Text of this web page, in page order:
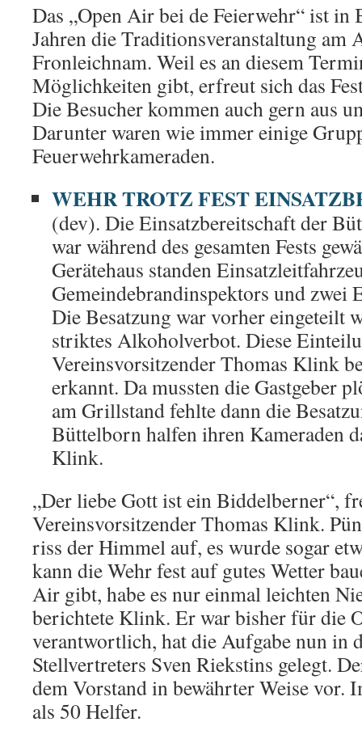
Das „Open Air bei de Feierwehr“ ist in
Jahren die Traditionsveranstaltung am
Fronleichnam. Weil es an diesem
Möglichkeiten gibt, erfreut sich das
Die Besucher kommen auch gern aus
Darunter waren wie immer einige
Feuerwehrkameraden.
WEHR TROTZ FEST
(dev). Die Einsatzbereitschaft der
war während des gesamten Fests
Gerätehaus standen
Gemeindebrandinspektors und zwei
Die Besatzung war vorher eingeteilt
striktes Alkoholverbot. Diese
Vereinsvorsitzender Thomas Klink
erkannt. Da mussten die Gastgeber
am Grillstand fehlte dann die
Büttelborn halfen ihren Kameraden
Klink.
„Der liebe Gott ist ein Biddelberner“,
Vereinsvorsitzender Thomas Klink.
riss der Himmel auf, es wurde sogar
kann die Wehr fest auf gutes Wetter
Air gibt, habe es nur einmal leichten
berichtete Klink. Er war bisher für die
verantwortlich, hat die Aufgabe nun in
Stellvertreters Sven Riekstins gelegt.
dem Vorstand in bewährter Weise vor.
als 50 Helfer.